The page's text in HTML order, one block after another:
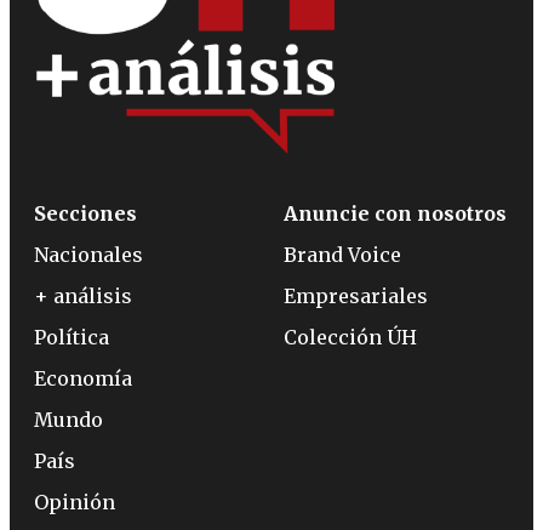
Secciones
Nacionales
+ análisis
Política
Economía
Mundo
País
Opinión
Anuncie con nosotros
Brand Voice
Empresariales
Colección ÚH